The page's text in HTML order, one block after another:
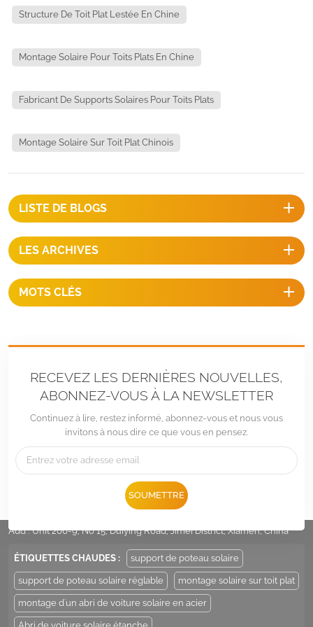
Structure De Toit Plat Lestée En Chine
Montage Solaire Pour Toits Plats En Chine
Fabricant De Supports Solaires Pour Toits Plats
Montage Solaire Sur Toit Plat Chinois
LISTE DE BLOGS
LES ARCHIVES
MOTS CLÉS
RECEVEZ LES DERNIÈRES NOUVELLES,
ABONNEZ-VOUS À LA NEWSLETTER
Continuez à lire, restez informé, abonnez-vous et nous vous
invitons à nous dire ce que vous en pensez.
SOUMETTRE
Sales@LandpowerSolar.com
Add : Unit 206-9, No 15, Duiying Road, Jimei District, Xiamen, China
ÉTIQUETTES CHAUDES : support de poteau solaire
support de poteau solaire réglable montage solaire sur toit plat
montage d'un abri de voiture solaire en acier